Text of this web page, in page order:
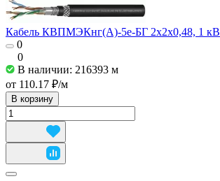
Кабель КВПМЭКнг(А)-5е-БГ 2x2x0,48, 1 кВ
0
0
В наличии: 216393 м
от 110.17 ₽/м
В корзину